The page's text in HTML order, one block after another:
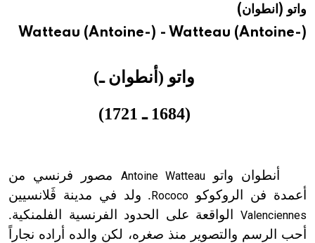
هيئة الموسوعة العربية تطلق موسوعات جديدة في عام 2026واتو (انطوان)
Watteau (Antoine-) - Watteau (Antoine-)
واتو (أنطوان ـ)
(1684 ـ 1721)
أنطوان واتوAntoine Watteau مصور فرنسي من
أعمدة فن الروكوكو Rococo . ولد في مدينة ڤَلانسيين
Valenciennes الواقعة على الحدود الفرنسية الفلمنكية.
أحب الرسم والتصوير منذ صغره، لكن والده أراده نجاراً